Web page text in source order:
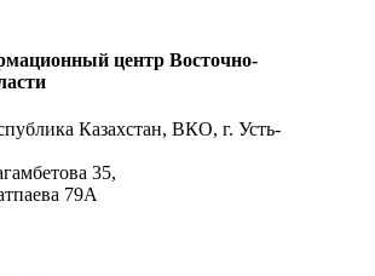
центр Восточно-
Казахстан, ВКО, г. Усть-
35,
79А